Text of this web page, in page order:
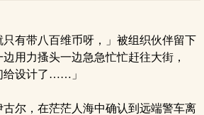
有带八百维币呀，」被组织伙伴留下
用力搔头一边急急忙忙赶往大街，
给设计了……」
尔，在茫茫人海中确认到远端警车离